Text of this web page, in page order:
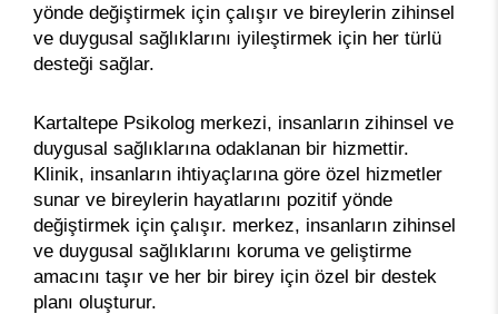
yönde değiştirmek için çalışır ve bireylerin zihinsel
ve duygusal sağlıklarını iyileştirmek için her türlü
desteği sağlar.
Kartaltepe Psikolog merkezi, insanların zihinsel ve
duygusal sağlıklarına odaklanan bir hizmettir.
Klinik, insanların ihtiyaçlarına göre özel hizmetler
sunar ve bireylerin hayatlarını pozitif yönde
değiştirmek için çalışır. merkez, insanların zihinsel
ve duygusal sağlıklarını koruma ve geliştirme
amacını taşır ve her bir birey için özel bir destek
planı oluşturur.